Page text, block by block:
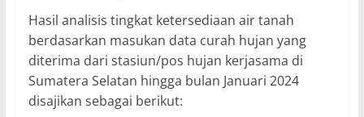
Hasil analisis tingkat ketersediaan air tanah
berdasarkan masukan data curah hujan yang
diterima dari stasiun/pos hujan kerjasama di
Sumatera Selatan hingga bulan Januari 2024
disajikan sebagai berikut: